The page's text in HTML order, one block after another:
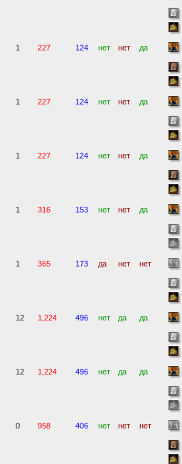
1 227 124 нет нет да
1 227 124 нет нет да
1 227 124 нет нет да
1 316 153 нет нет да
1 365 173 да нет нет
12 1,224 496 нет да да
12 1,224 496 нет да да
0 958 406 нет нет нет